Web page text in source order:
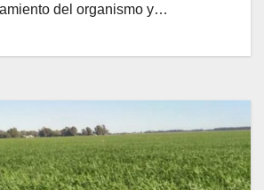
del organismo y…